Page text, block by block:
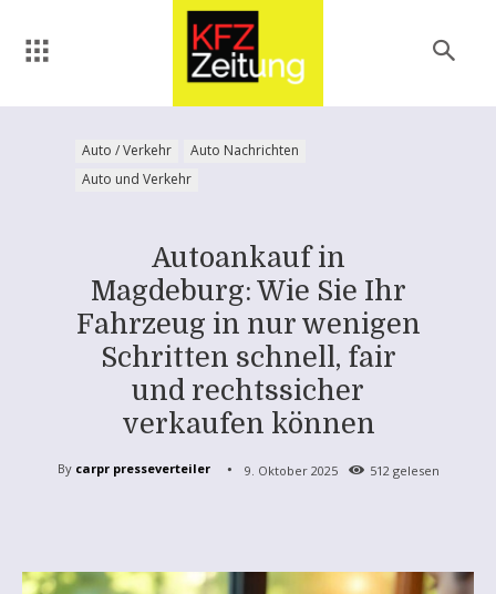
Auto / Verkehr
Auto Nachrichten
Auto und Verkehr
Autoankauf in
Magdeburg: Wie Sie Ihr
Fahrzeug in nur wenigen
Schritten schnell, fair
und rechtssicher
verkaufen können
By carpr presseverteiler 9. Oktober 2025 512 gelesen